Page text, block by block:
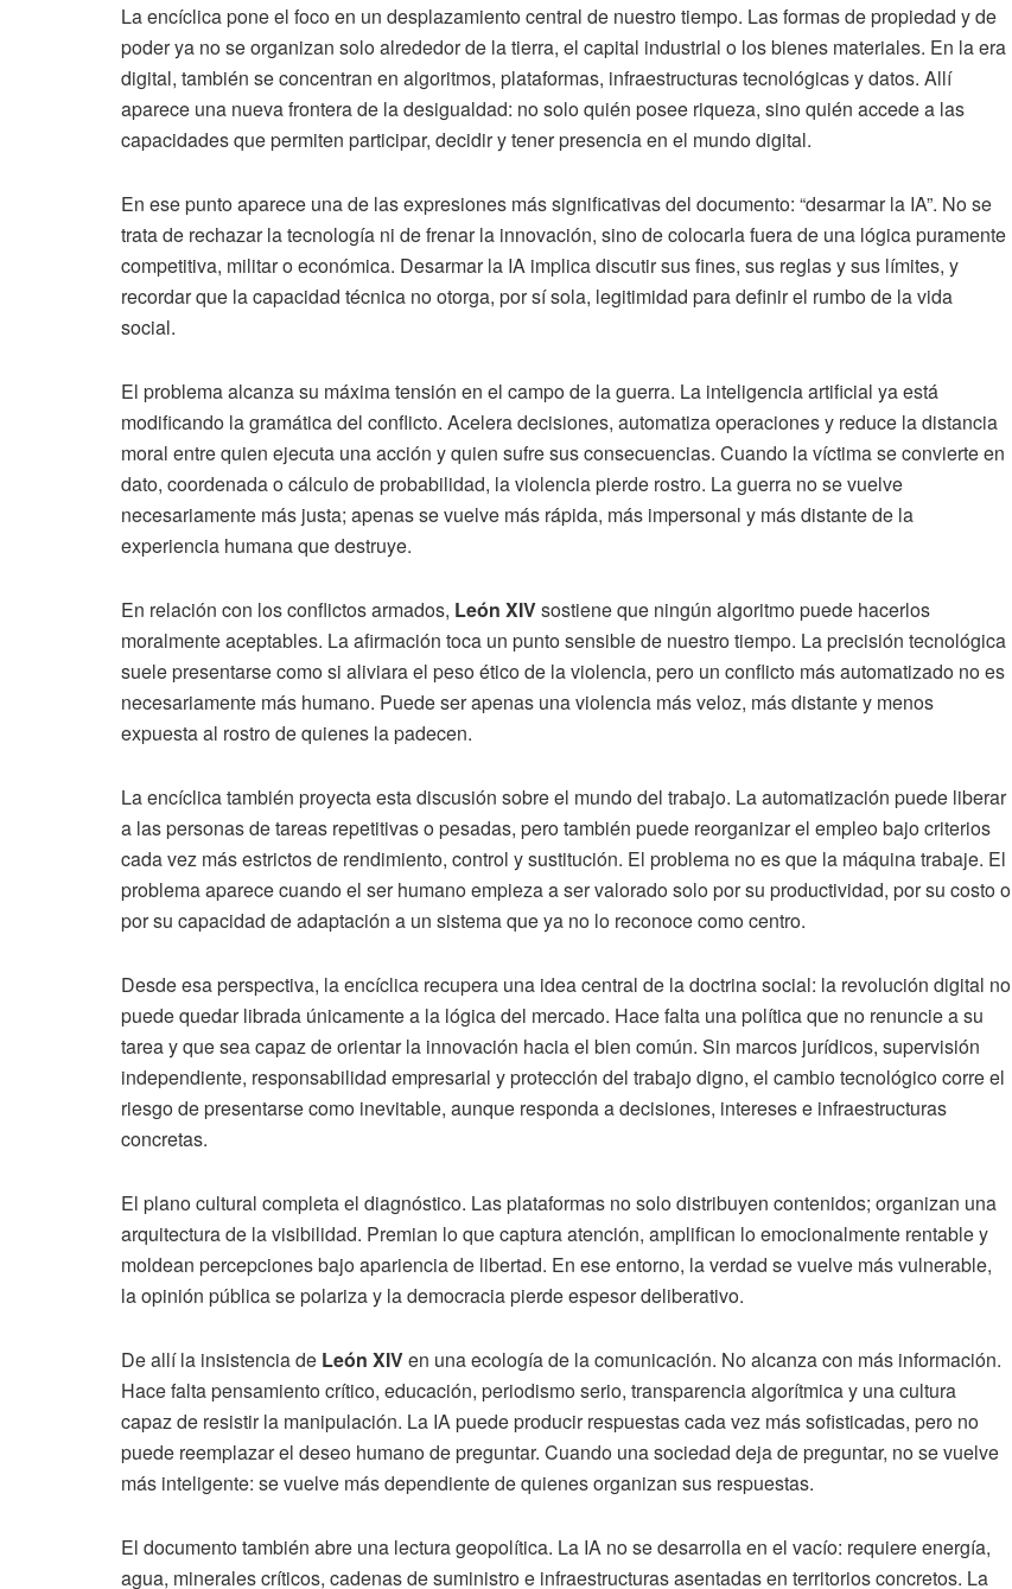
La encíclica pone el foco en un desplazamiento central de nuestro tiempo. Las formas de propiedad y de
poder ya no se organizan solo alrededor de la tierra, el capital industrial o los bienes materiales. En la era
digital, también se concentran en algoritmos, plataformas, infraestructuras tecnológicas y datos. Allí
aparece una nueva frontera de la desigualdad: no solo quién posee riqueza, sino quién accede a las
capacidades que permiten participar, decidir y tener presencia en el mundo digital.
En ese punto aparece una de las expresiones más significativas del documento: “desarmar la IA”. No se
trata de rechazar la tecnología ni de frenar la innovación, sino de colocarla fuera de una lógica puramente
competitiva, militar o económica. Desarmar la IA implica discutir sus fines, sus reglas y sus límites, y
recordar que la capacidad técnica no otorga, por sí sola, legitimidad para definir el rumbo de la vida
social.
El problema alcanza su máxima tensión en el campo de la guerra. La inteligencia artificial ya está
modificando la gramática del conflicto. Acelera decisiones, automatiza operaciones y reduce la distancia
moral entre quien ejecuta una acción y quien sufre sus consecuencias. Cuando la víctima se convierte en
dato, coordenada o cálculo de probabilidad, la violencia pierde rostro. La guerra no se vuelve
necesariamente más justa; apenas se vuelve más rápida, más impersonal y más distante de la
experiencia humana que destruye.
En relación con los conflictos armados, León XIVsostiene que ningún algoritmo puede hacerlos
moralmente aceptables. La afirmación toca un punto sensible de nuestro tiempo. La precisión tecnológica
suele presentarse como si aliviara el peso ético de la violencia, pero un conflicto más automatizado no es
necesariamente más humano. Puede ser apenas una violencia más veloz, más distante y menos
expuesta al rostro de quienes la padecen.
La encíclica también proyecta esta discusión sobre el mundo del trabajo. La automatización puede liberar
a las personas de tareas repetitivas o pesadas, pero también puede reorganizar el empleo bajo criterios
cada vez más estrictos de rendimiento, control y sustitución. El problema no es que la máquina trabaje. El
problema aparece cuando el ser humano empieza a ser valorado solo por su productividad, por su costo o
por su capacidad de adaptación a un sistema que ya no lo reconoce como centro.
Desde esa perspectiva, la encíclica recupera una idea central de la doctrina social: la revolución digital no
puede quedar librada únicamente a la lógica del mercado. Hace falta una política que no renuncie a su
tarea y que sea capaz de orientar la innovación hacia el bien común. Sin marcos jurídicos, supervisión
independiente, responsabilidad empresarial y protección del trabajo digno, el cambio tecnológico corre el
riesgo de presentarse como inevitable, aunque responda a decisiones, intereses e infraestructuras
concretas.
El plano cultural completa el diagnóstico. Las plataformas no solo distribuyen contenidos; organizan una
arquitectura de la visibilidad. Premian lo que captura atención, amplifican lo emocionalmente rentable y
moldean percepciones bajo apariencia de libertad. En ese entorno, la verdad se vuelve más vulnerable,
la opinión pública se polariza y la democracia pierde espesor deliberativo.
De allí la insistencia de León XIVen una ecología de la comunicación. No alcanza con más información.
Hace falta pensamiento crítico, educación, periodismo serio, transparencia algorítmica y una cultura
capaz de resistir la manipulación. La IA puede producir respuestas cada vez más sofisticadas, pero no
puede reemplazar el deseo humano de preguntar. Cuando una sociedad deja de preguntar, no se vuelve
más inteligente: se vuelve más dependiente de quienes organizan sus respuestas.
El documento también abre una lectura geopolítica. La IA no se desarrolla en el vacío: requiere energía,
agua, minerales críticos, cadenas de suministro e infraestructuras asentadas en territorios concretos. La